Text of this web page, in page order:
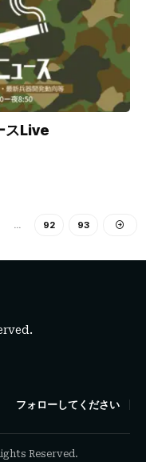
スLive
… 92 93
フォローしてください
Reserved.